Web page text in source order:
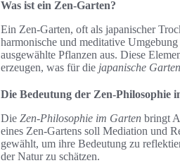
Was ist ein Zen-Garten?
Ein Zen-Garten, oft als japanischer
harmonische und meditative
ausgewählte Pflanzen aus. Diese
erzeugen, was für die japanische
Die Bedeutung der Zen-Philosophie
Die Zen-Philosophie im Garten bringt
eines Zen-Gartens soll Mediation und
gewählt, um ihre Bedeutung zu
der Natur zu schätzen.